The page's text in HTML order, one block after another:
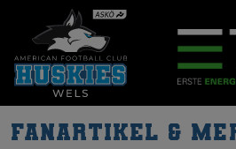
Fanartikel &